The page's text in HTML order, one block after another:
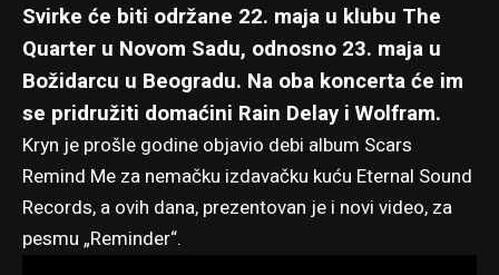
Svirke će biti održane 22. maja u klubu The
Quarter u Novom Sadu, odnosno 23. maja u
Božidarcu u Beogradu. Na oba koncerta će im
se pridružiti domaćini Rain Delay i Wolfram.
Kryn je prošle godine objavio debi album Scars
Remind Me za nemačku izdavačku kuću Eternal Sound
Records, a ovih dana, prezentovan je i novi video, za
pesmu „Reminder“.